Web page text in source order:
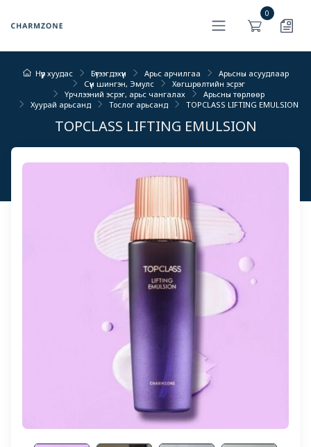
0
Нүүр хуудас Бүтээгдэхүүн Арьс арчилгаа
Арьсны асуудлаар
Сүүн шингэн, Эмулс
Хөгшрөлтийн эсрэг
Үрчлээний эсрэг, арьс чангалах
Арьсны төрлөөр
Хуурай арьсанд
Тослог арьсанд TOPCLASS LIFTING EMULSION
TOPCLASS LIFTING EMULSION